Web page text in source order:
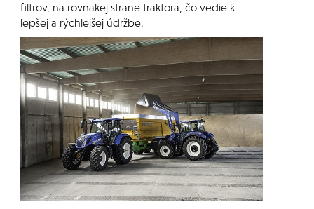
filtrov, na rovnakej strane traktora, čo vedie k
lepšej a rýchlejšej údržbe.